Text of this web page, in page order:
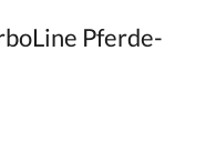
Pferde-